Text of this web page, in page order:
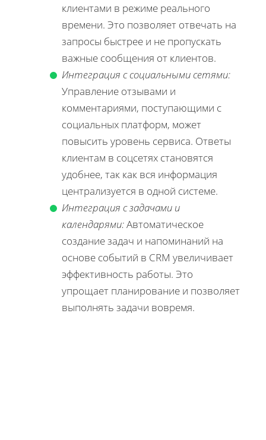
клиентами в режиме реального
времени. Это позволяет отвечать на
запросы быстрее и не пропускать
важные сообщения от клиентов.
Интеграция с социальными сетями:
Управление отзывами и
комментариями, поступающими с
социальных платформ, может
повысить уровень сервиса. Ответы
клиентам в соцсетях становятся
удобнее, так как вся информация
централизуется в одной системе.
Интеграция с задачами и
календарями:Автоматическое
создание задач и напоминаний на
основе событий в CRM увеличивает
эффективность работы. Это
упрощает планирование и позволяет
выполнять задачи вовремя.